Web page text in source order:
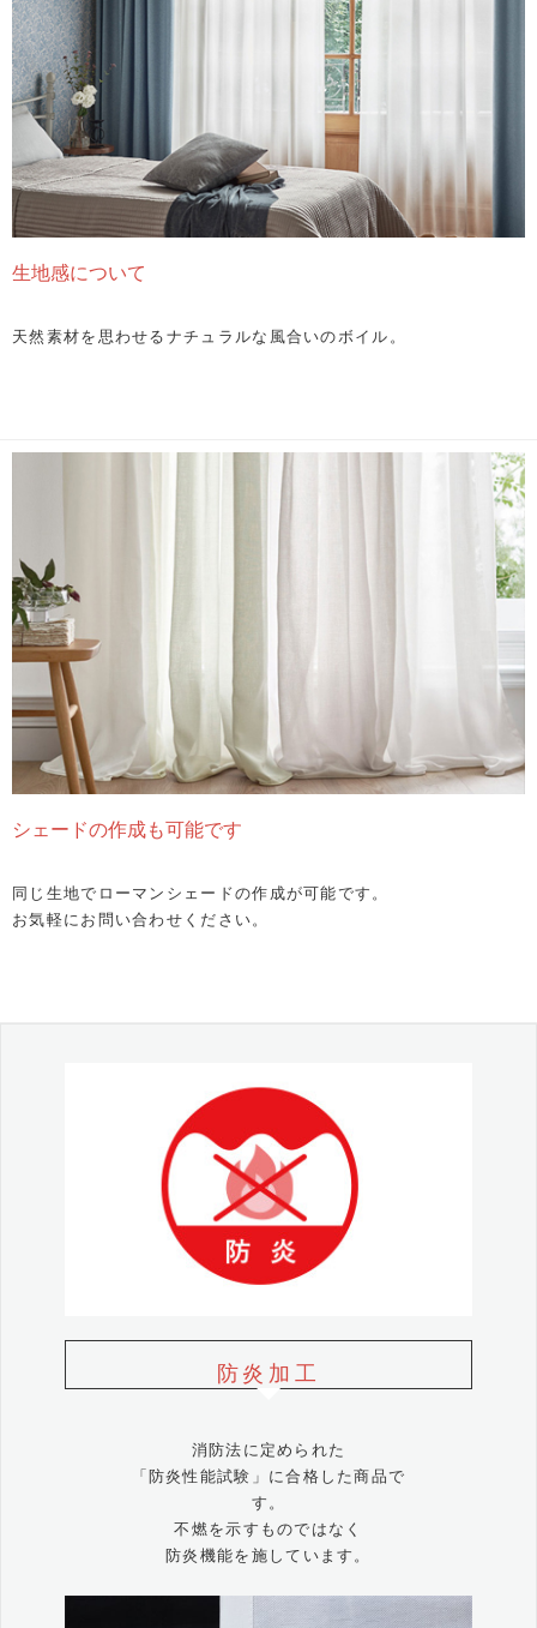
生地感について
天然素材を思わせるナチュラルな風合いのボイル。
シェードの作成も可能です
同じ生地でローマンシェードの作成が可能です。
お気軽にお問い合わせください。
防炎加工
消防法に定められた
「防炎性能試験」に合格した商品で
す。
不燃を示すものではなく
防炎機能を施しています。